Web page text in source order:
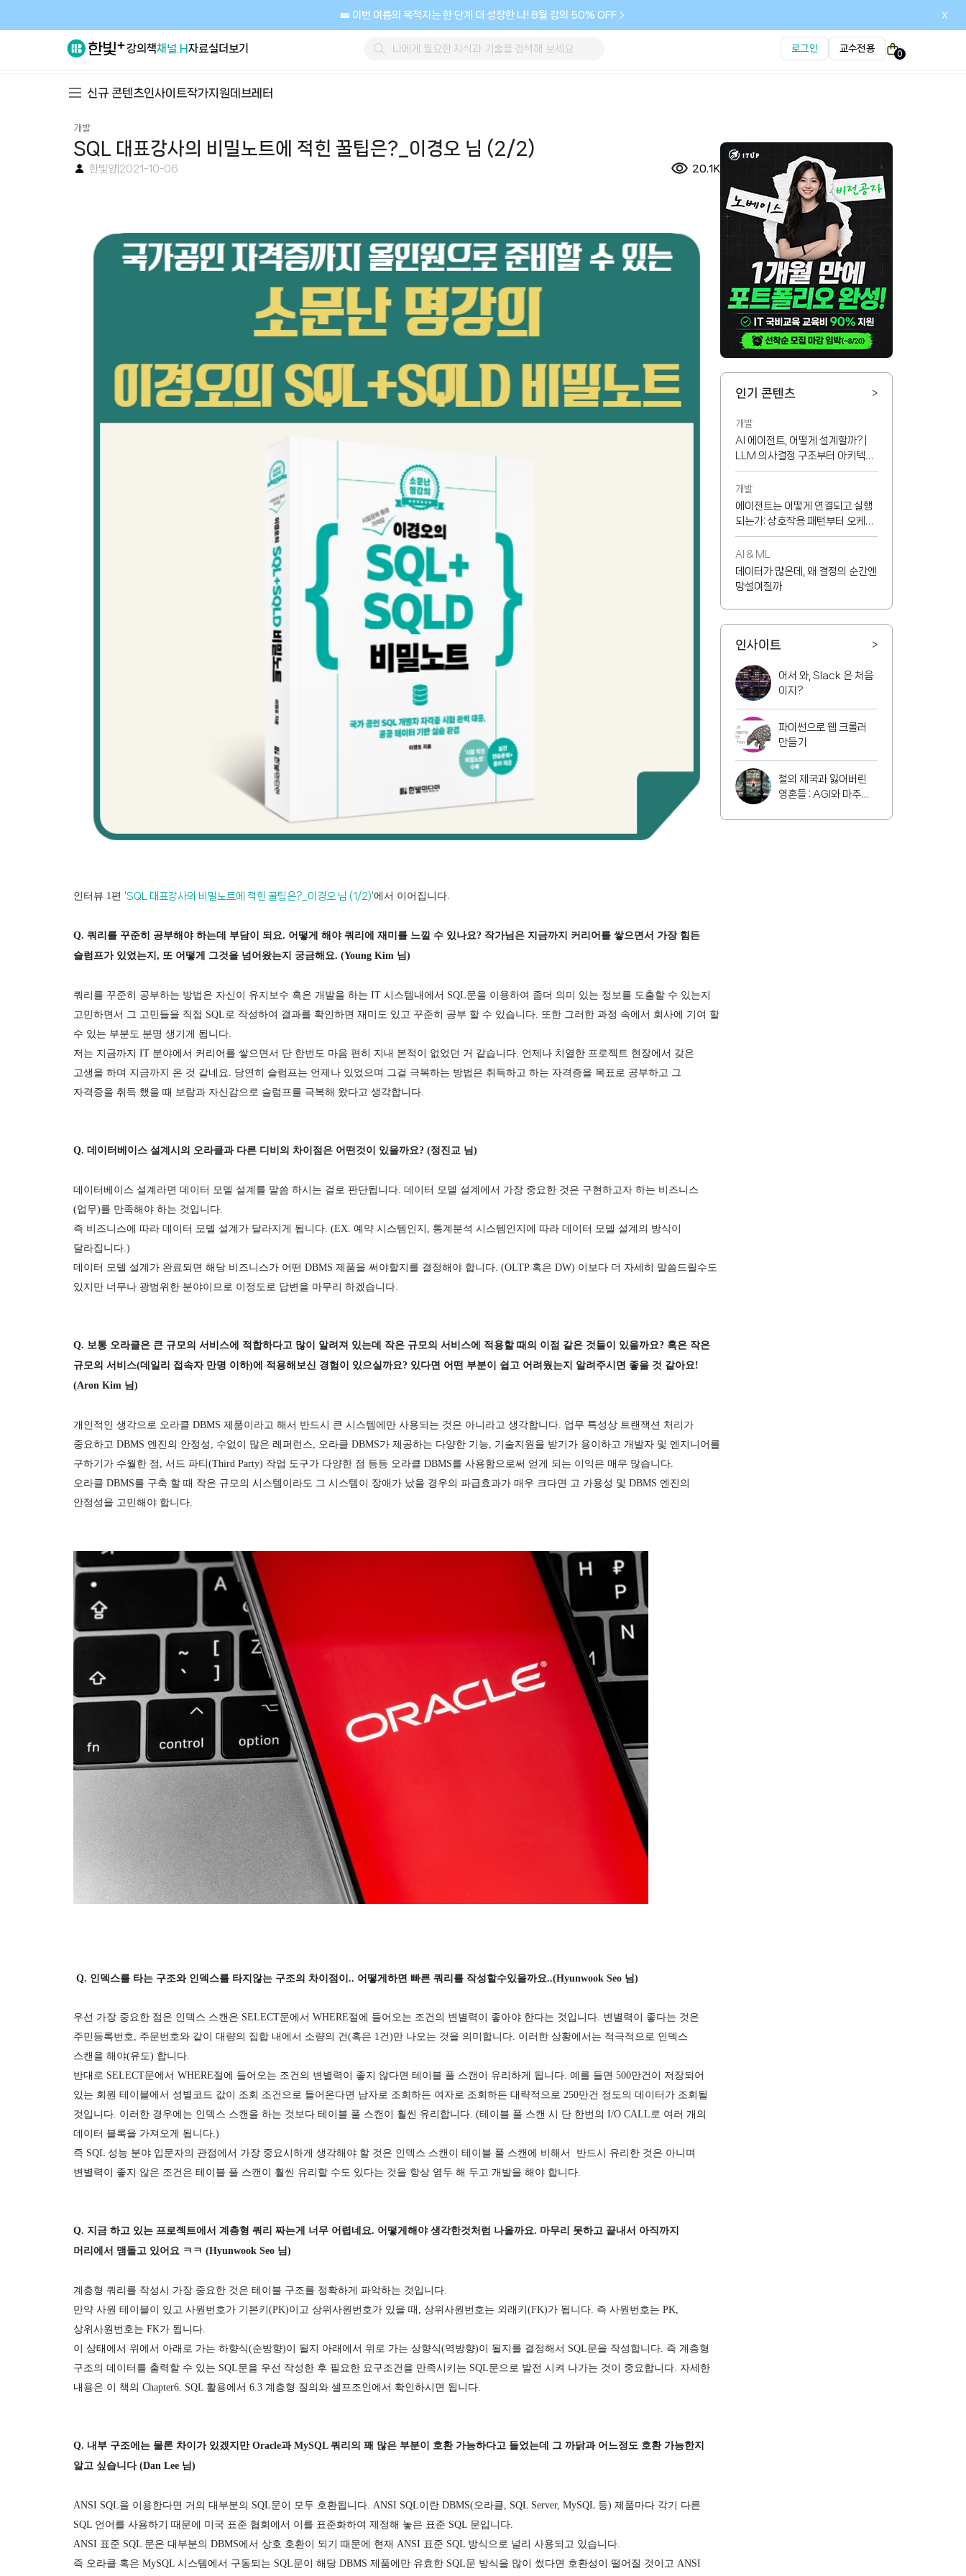
🎫 이번 여름의 목적지는 한 단계 더 성장한 나! 8월 강의 50% OFF x
강의책채널.H자료실더보기 로그인 교수전용
0
신규 콘텐츠인사이트작가지원데브레터
개발
SQL 대표강사의 비밀노트에 적힌 꿀팁은?_이경오 님 (2/2)
한빛양| 2021-10-06 20.1K
인터뷰 1편 'SQL 대표강사의 비밀노트에 적힌 꿀팁은? _이경오 님 (1/2)'에서 이어집니다.
Q. 쿼리를 꾸준히 공부해야 하는데 부담이 되요. 어떻게 해야 쿼리에 재미를 느낄 수 있나요? 작가님은 지금까지 커리어를 쌓으면서 가장 힘든
슬럼프가 있었는지, 또 어떻게 그것을 넘어왔는지 궁금해요. (Young Kim 님)
쿼리를 꾸준히 공부하는 방법은 자신이 유지보수 혹은 개발을 하는 IT 시스템내에서 SQL문을 이용하여 좀더 의미 있는 정보를 도출할 수 있는지
고민하면서 그 고민들을 직접 SQL로 작성하여 결과를 확인하면 재미도 있고 꾸준히 공부 할 수 있습니다. 또한 그러한 과정 속에서 회사에 기여 할
수 있는 부분도 분명 생기게 됩니다.
저는 지금까지 IT 분야에서 커리어를 쌓으면서 단 한번도 마음 편히 지내 본적이 없었던 거 같습니다. 언제나 치열한 프로젝트 현장에서 갖은
고생을 하며 지금까지 온 것 같네요. 당연히 슬럼프는 언제나 있었으며 그걸 극복하는 방법은 취득하고 하는 자격증을 목표로 공부하고 그
자격증을 취득 했을 때 보람과 자신감으로 슬럼프를 극복해 왔다고 생각합니다.
Q. 데이터베이스 설계시의 오라클과 다른 디비의 차이점은 어떤것이 있을까요? (정진교 님)
데이터베이스 설계라면 데이터 모델 설계를 말씀 하시는 걸로 판단됩니다. 데이터 모델 설계에서 가장 중요한 것은 구현하고자 하는 비즈니스
(업무)를 만족해야 하는 것입니다.
즉 비즈니스에 따라 데이터 모델 설계가 달라지게 됩니다. (EX. 예약 시스템인지, 통계분석 시스템인지에 따라 데이터 모델 설계의 방식이
달라집니다.)
데이터 모델 설계가 완료되면 해당 비즈니스가 어떤 DBMS 제품을 써야할지를 결정해야 합니다. (OLTP 혹은 DW) 이보다 더 자세히 말씀드릴수도
있지만 너무나 광범위한 분야이므로 이정도로 답변을 마무리 하겠습니다.
Q. 보통 오라클은 큰 규모의 서비스에 적합하다고 많이 알려져 있는데 작은 규모의 서비스에 적용할 때의 이점 같은 것들이 있을까요? 혹은 작은
규모의 서비스(데일리 접속자 만명 이하)에 적용해보신 경험이 있으실까요? 있다면 어떤 부분이 쉽고 어려웠는지 알려주시면 좋을 것 같아요!
(Aron Kim 님)
개인적인 생각으로 오라클 DBMS 제품이라고 해서 반드시 큰 시스템에만 사용되는 것은 아니라고 생각합니다. 업무 특성상 트랜잭션 처리가
중요하고 DBMS 엔진의 안정성, 수없이 많은 레퍼런스, 오라클 DBMS가 제공하는 다양한 기능, 기술지원을 받기가 용이하고 개발자 및 엔지니어를
구하기가 수월한 점, 서드 파티(Third Party) 작업 도구가 다양한 점 등등 오라클 DBMS를 사용함으로써 얻게 되는 이익은 매우 많습니다.
오라클 DBMS를 구축 할 때 작은 규모의 시스템이라도 그 시스템이 장애가 났을 경우의 파급효과가 매우 크다면 고 가용성 및 DBMS 엔진의
안정성을 고민해야 합니다.
Q. 인덱스를 타는 구조와 인덱스를 타지않는 구조의 차이점이.. 어떻게하면 빠른 쿼리를 작성할수있을까요..(Hyunwook Seo 님)
우선 가장 중요한 점은 인덱스 스캔은 SELECT문에서 WHERE절에 들어오는 조건의 변별력이 좋아야 한다는 것입니다. 변별력이 좋다는 것은
주민등록번호, 주문번호와 같이 대량의 집합 내에서 소량의 건(혹은 1건)만 나오는 것을 의미합니다. 이러한 상황에서는 적극적으로 인덱스
스캔을 해야(유도) 합니다.
반대로 SELECT문에서 WHERE절에 들어오는 조건의 변별력이 좋지 않다면 테이블 풀 스캔이 유리하게 됩니다. 예를 들면 500만건이 저장되어
있는 회원 테이블에서 성별코드 값이 조회 조건으로 들어온다면 남자로 조회하든 여자로 조회하든 대략적으로 250만건 정도의 데이터가 조회될
것입니다. 이러한 경우에는 인덱스 스캔을 하는 것보다 테이블 풀 스캔이 훨씬 유리합니다. (테이블 풀 스캔 시 단 한번의 I/O CALL로 여러 개의
데이터 블록을 가져오게 됩니다.)
즉 SQL 성능 분야 입문자의 관점에서 가장 중요시하게 생각해야 할 것은 인덱스 스캔이 테이블 풀 스캔에 비해서 반드시 유리한 것은 아니며
변별력이 좋지 않은 조건은 테이블 풀 스캔이 훨씬 유리할 수도 있다는 것을 항상 염두 해 두고 개발을 해야 합니다.
Q. 지금 하고 있는 프로젝트에서 계층형 쿼리 짜는게 너무 어렵네요. 어떻게해야 생각한것처럼 나올까요. 마무리 못하고 끝내서 아직까지
머리에서 맴돌고 있어요 ㅋㅋ (Hyunwook Seo 님)
계층형 쿼리를 작성시 가장 중요한 것은 테이블 구조를 정확하게 파악하는 것입니다.
만약 사원 테이블이 있고 사원번호가 기본키(PK)이고 상위사원번호가 있을 때, 상위사원번호는 외래키(FK)가 됩니다. 즉 사원번호는 PK,
상위사원번호는 FK가 됩니다.
이 상태에서 위에서 아래로 가는 하향식(순방향)이 될지 아래에서 위로 가는 상향식(역방향)이 될지를 결정해서 SQL문을 작성합니다. 즉 계층형
구조의 데이터를 출력할 수 있는 SQL문을 우선 작성한 후 필요한 요구조건을 만족시키는 SQL문으로 발전 시켜 나가는 것이 중요합니다. 자세한
내용은 이 책의 Chapter6. SQL 활용에서 6.3 계층형 질의와 셀프조인에서 확인하시면 됩니다.
Q. 내부 구조에는 물론 차이가 있겠지만 Oracle과 MySQL 쿼리의 꽤 많은 부분이 호환 가능하다고 들었는데 그 까닭과 어느정도 호환 가능한지
알고 싶습니다 (Dan Lee 님)
ANSI SQL을 이용한다면 거의 대부분의 SQL문이 모두 호환됩니다. ANSI SQL이란 DBMS(오라클, SQL Server, MySQL 등) 제품마다 각기 다른
SQL 언어를 사용하기 때문에 미국 표준 협회에서 이를 표준화하여 제정해 놓은 표준 SQL 문입니다.
ANSI 표준 SQL 문은 대부분의 DBMS에서 상호 호환이 되기 때문에 현재 ANSI 표준 SQL 방식으로 널리 사용되고 있습니다.
즉 오라클 혹은 MySQL 시스템에서 구동되는 SQL문이 해당 DBMS 제품에만 유효한 SQL문 방식을 많이 썼다면 호환성이 떨어질 것이고 ANSI
인기 콘텐츠 >
개발
AI 에이전트, 어떻게 설계할까? |
LLM 의사결정 구조부터 아키텍처
선택 기준까지
개발
에이전트는 어떻게 연결되고 실행
되는가: 상호작용 패턴부터 오케스
트레이터, MCP까지
AI & ML
데이터가 많은데, 왜 결정의 순간엔
망설여질까
인사이트 >
어서 와, Slack 은 처음
이지?
파이썬으로 웹 크롤러
만들기
철의 제국과 잃어버린
영혼들 : AGI와 마주할